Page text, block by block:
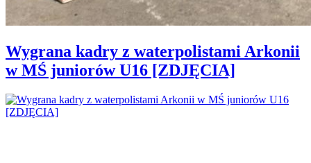
Wygrana kadry z waterpolistami Arkonii
w MŚ juniorów U16 [ZDJĘCIA]